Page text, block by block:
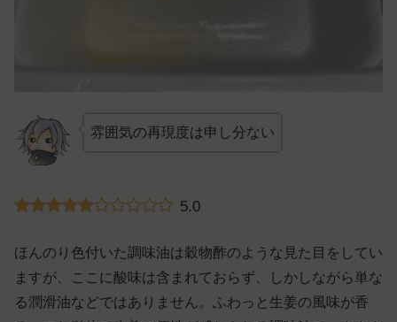
雰囲気の再現度は申し分ない
5.0
ほんのり色付いた調味油は穀物酢のような見た目をしてい
ますが、ここに酸味は含まれておらず、しかしながら単な
る潤滑油などではありません。ふわっと生姜の風味が香